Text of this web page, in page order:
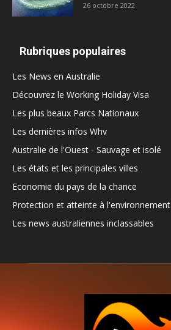
26 octobre 2022
Rubriques populaires
Les News en Australie
Découvrez le Working Holiday Visa
Les plus beaux Parcs Nationaux
Les dernières infos Whv
Australie de l'Ouest - Sauvage et isolé
Les états et les principales villes
Economie du pays de la chance
Protection et atteinte à l'environnement
Les news australiennes inclassables